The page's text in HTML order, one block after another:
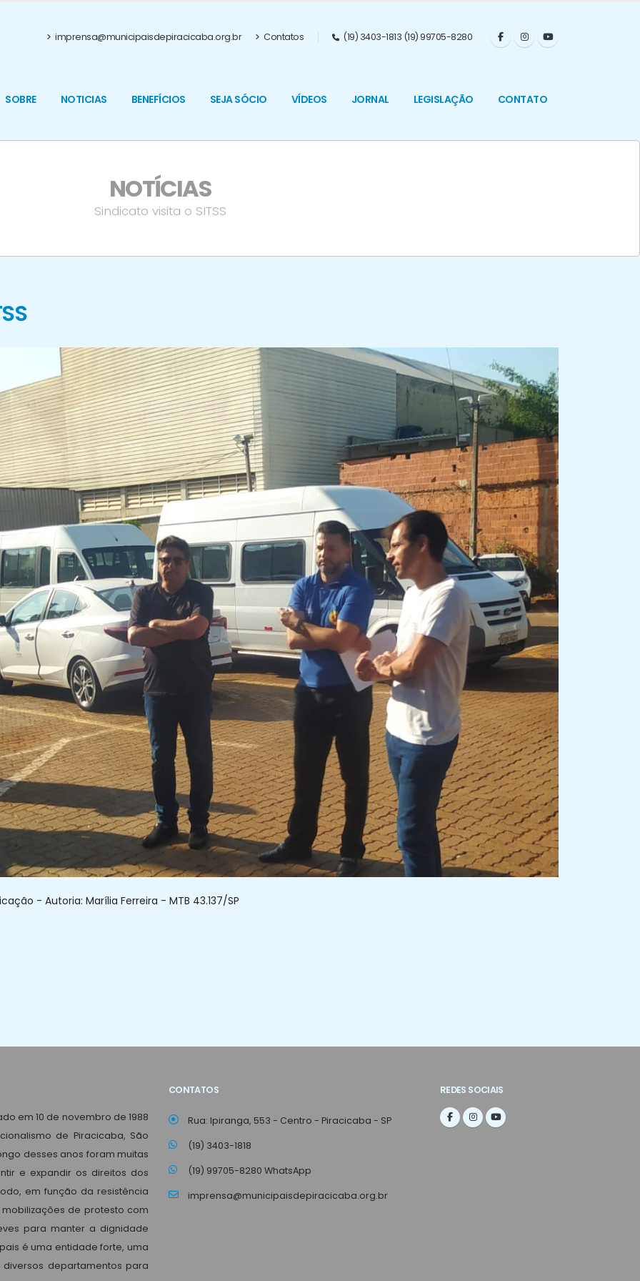
imprensa@municipaisdepiracicaba.org.br Contatos (19) 3403-1813 (19) 99705-8280
SOBRE NOTICIAS BENEFÍCIOS SEJA SÓCIO VÍDEOS JORNAL LEGISLAÇÃO CONTATO
NOTÍCIAS
Sindicato visita o SITSS
- Autoria: Marília Ferreira - MTB 43.137/SP
em 10 de novembro de 1988
de Piracicaba, São
desses anos foram muitas
e expandir os direitos dos
em função da resistência
de protesto com
para manter a dignidade
é uma entidade forte, uma
departamentos para
CONTATOS
Rua: Ipiranga, 553 - Centro - Piracicaba - SP
(19) 3403-1818
(19) 99705-8280 WhatsApp
imprensa@municipaisdepiracicaba.org.br
REDES SOCIAIS